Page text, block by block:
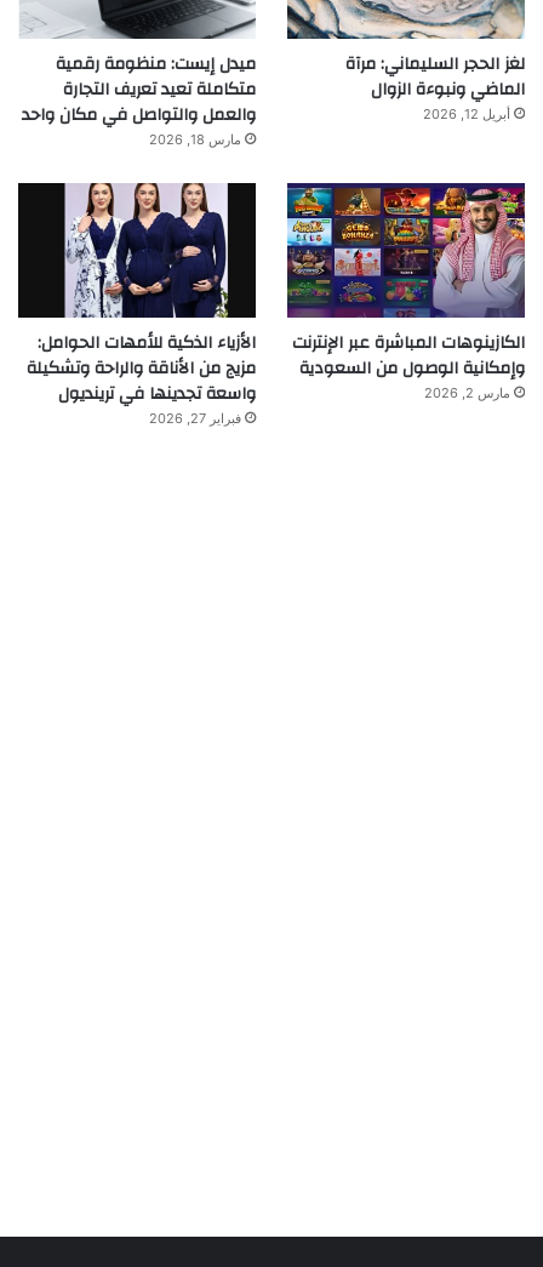
لغز الحجر السليماني: مرآة
الماضي ونبوءة الزوال
أبريل 12, 2026
ميدل إيست: منظومة رقمية
متكاملة تعيد تعريف التجارة
والعمل والتواصل في مكان واحد
مارس 18, 2026
الكازينوهات المباشرة عبر الإنترنت
وإمكانية الوصول من السعودية
مارس 2, 2026
الأزياء الذكية للأمهات الحوامل:
مزيج من الأناقة والراحة وتشكيلة
واسعة تجدينها في ترينديول
فبراير 27, 2026